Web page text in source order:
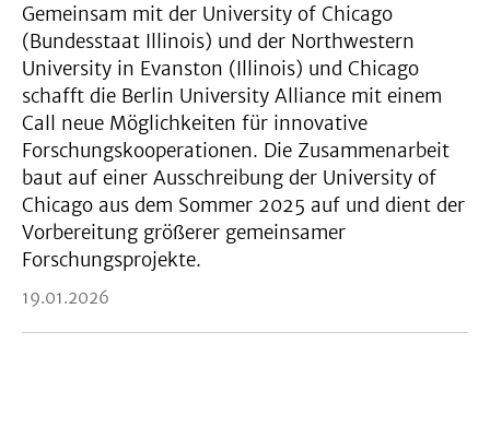
Gemeinsam mit der University of Chicago
(Bundesstaat Illinois) und der Northwestern
University in Evanston (Illinois) und Chicago
schafft die Berlin University Alliance mit einem
Call neue Möglichkeiten für innovative
Forschungskooperationen. Die Zusammenarbeit
baut auf einer Ausschreibung der University of
Chicago aus dem Sommer 2025 auf und dient der
Vorbereitung größerer gemeinsamer
Forschungsprojekte.
19.01.2026